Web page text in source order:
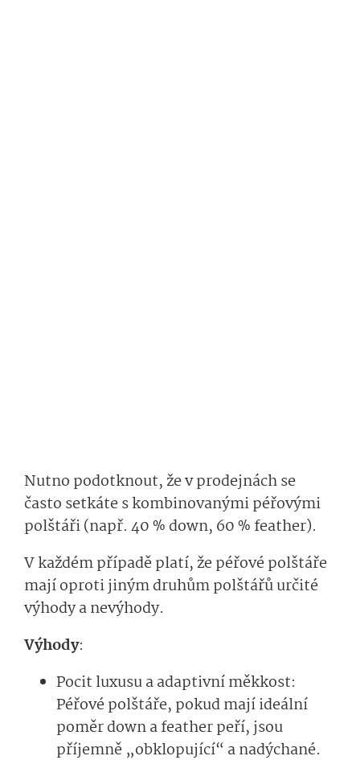
Nutno podotknout, že v prodejnách se
často setkáte s kombinovanými péřovými
polštáři (např. 40 % down, 60 % feather).
V každém případě platí, že péřové polštáře
mají oproti jiným druhům polštářů určité
výhody a nevýhody.
Výhody:
Pocit luxusu a adaptivní měkkost:
Péřové polštáře, pokud mají ideální
poměr down a feather peří, jsou
příjemně „obklopující“ a nadýchané.